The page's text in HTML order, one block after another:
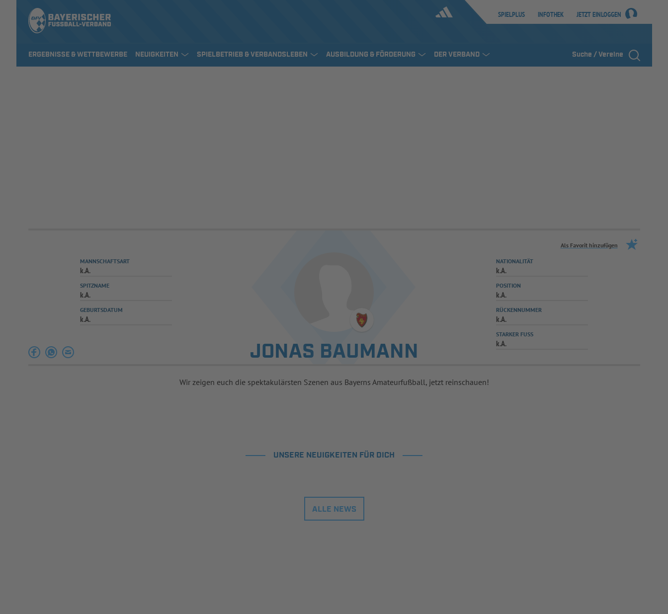
SPIELPLUS INFOTHEK JETZT EINLOGGEN
ERGEBNISSE & WETTBEWERBE NEUIGKEITEN SPIELBETRIEB & VERBANDSLEBEN AUSBILDUNG & FÖRDERUNG DER VERBAND Suche / Vereine
Als Favorit hinzufügen
JONAS BAUMANN
MANNSCHAFTSART
k.A.
SPITZNAME
k.A.
GEBURTSDATUM
k.A.
NATIONALITÄT
k.A.
POSITION
k.A.
RÜCKENNUMMER
k.A.
STARKER FUSS
k.A.
Wir zeigen euch die spektakulärsten Szenen aus Bayerns Amateurfußball, jetzt reinschauen!
UNSERE NEUIGKEITEN FÜR DICH
ALLE NEWS